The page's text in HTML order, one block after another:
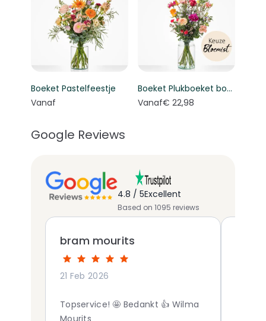
Boeket Pastelfeestje
Vanaf
Boeket Plukboeket bont - Keuze bloemist
Vanaf€ 22,98
Google Reviews
4.8 / 5Excellent
Based on 1095 reviews
bram mourits
21 Feb 2026
Topservice! 🤩 Bedankt 👍 Wilma